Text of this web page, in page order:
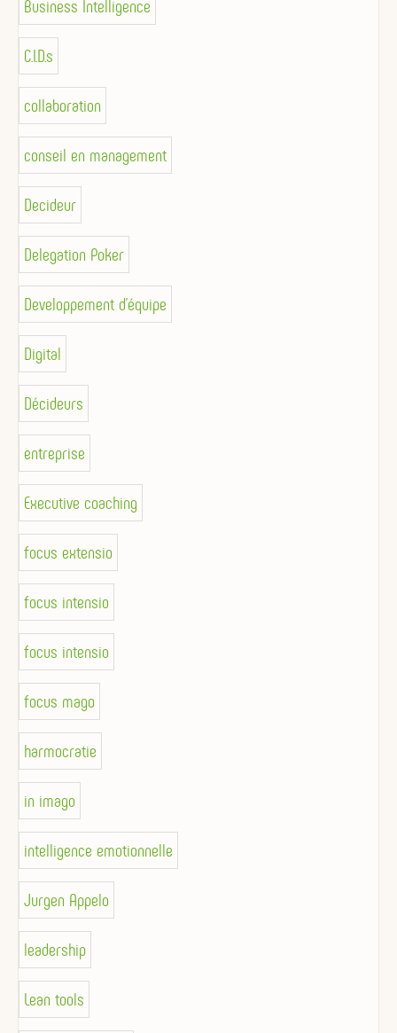
Business Intelligence
C.I.D.s
collaboration
conseil en management
Decideur
Delegation Poker
Developpement d'équipe
Digital
Décideurs
entreprise
Executive coaching
focus extensio
focus intensio
focus intensio
focus mago
harmocratie
in imago
intelligence emotionnelle
Jurgen Appelo
leadership
Lean tools